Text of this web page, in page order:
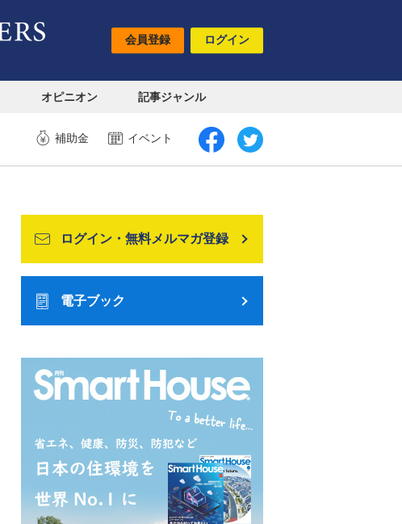
会員登録 ログイン
オピニオン 記事ジャンル
補助金 イベント
ログイン・無料メルマガ登録
電子ブック